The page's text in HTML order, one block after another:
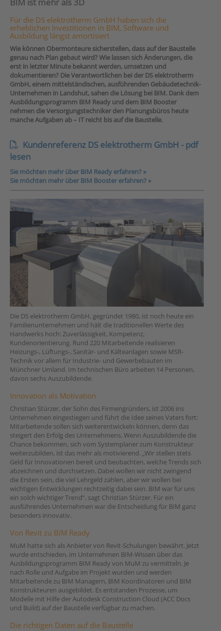
BIM ist mehr als 3D
Für die DS elektrotherm GmbH haben sich die
erheblichen Investitionen in BIM, Software und
Ausbildung längst amortisiert
Wie können Obermonteure sicherstellen, dass auf der Baustelle
genau nach Plan gebaut wird? Wie lassen sich Änderungen, die
erst in letzter Minute bekannt werden, umsetzen und
dokumentieren? Die Verantwortlichen bei der DS elektrotherm
GmbH, einem mittelständischen, ausführenden Gebäudetechnik-
Unternehmen in Landshut, sahen die Lösung bei BIM. Dank dem
Ausbildungsprogramm BIM Ready und dem BIM Booster
nehmen die Versorgungstechniker den Planungsbüros heute
manche Aufgaben ab – IT reicht bis auf die Baustelle.
Kundenreferenz DS elektrotherm GmbH - pdf
lesen
Sie möchten mehr über BIM Ready erfahren? »
Sie möchten mehr über BIM Booster erfahren? »
Die DS elektrotherm GmbH, gegründet 1980, ist noch heute ein
Familienunternehmen und hält die traditionellen Werte des
Handwerks hoch: Zuverlässigkeit, Kompetenz,
Kundenorientierung. Rund 220 Mitarbeitende realisieren
Heizungs-, Lüftungs-, Sanitär- und Kälteanlagen sowie MSR-
Technik vor allem für Industrie- und Gewerbebauten im
Münchner Umland. Im technischen Büro arbeiten 14 Personen,
davon sechs Auszubildende.
Innovation als Motivation
Christian Stürzer, der Sohn des Firmengründers, ist 2006 ins
Unternehmen eingestiegen und führt die Idee seines Vaters fort:
Mitarbeitende sollen sich weiterentwickeln können, denn das
steigert den Erfolg des Unternehmens. Wenn Auszubildende die
Chance bekommen, sich vom Systemplaner zum Konstrukteur
weiterzubilden, ist das mehr als motivierend. „Wir stellen stets
Geld für Innovationen bereit und beobachten, welche Trends sich
abzeichnen und durchsetzen. Dabei wollen wir nicht zwingend
die Ersten sein, die viel Lehrgeld zahlen, aber wir wollen bei
wichtigen Entwicklungen rechtzeitig dabei sein. BIM war für uns
ein solch wichtiger Trend“, sagt Christian Stürzer. Für ein
ausführendes Unternehmen war die Entscheidung für BIM ganz
besonders innovativ.
Von Revit zu BIM Ready
MuM hatte sich als Anbieter von Revit-Schulungen bewährt. Jetzt
wurde entschieden, im Unternehmen BIM-Wissen über das
Ausbildungsprogramm BIM Ready von MuM zu vermitteln. Je
nach Rolle und Aufgabe im Projekt wurden und werden
Mitarbeitende zu BIM Managern, BIM Koordinatoren und BIM
Konstrukteuren ausgebildet. Es entstanden Prozesse, um
Modelle mit Hilfe der Autodesk Construction Cloud (ACC Docs
und Build) auf der Baustelle verfügbar zu machen.
Die richtigen Daten auf die Baustelle